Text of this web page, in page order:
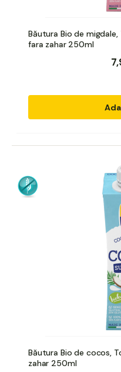
Băutura Bio de
fara zahar 250ml
Băutura Bio de cocos,
zahar 250ml